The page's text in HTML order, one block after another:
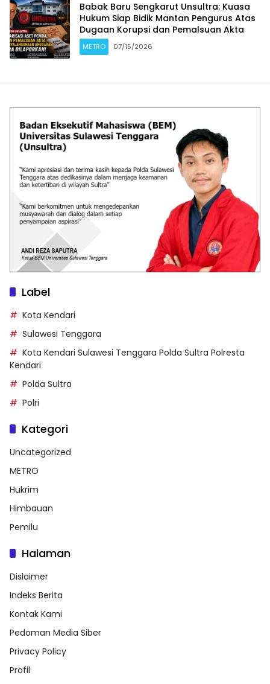
Babak Baru Sengkarut Unsultra: Kuasa
Hukum Siap Bidik Mantan Pengurus Atas
Dugaan Korupsi dan Pemalsuan Akta
METRO 07/15/2026
Label
Kota Kendari
Sulawesi Tenggara
Kota Kendari Sulawesi Tenggara Polda Sultra Polresta
Kendari
Polda Sultra
Polri
Kategori
Uncategorized
METRO
Hukrim
Himbauan
Pemilu
Halaman
Dislaimer
Indeks Berita
Kontak Kami
Pedoman Media Siber
Privacy Policy
Profil